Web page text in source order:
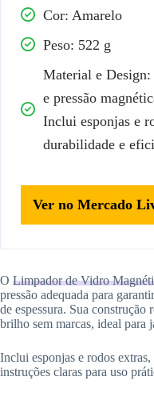
Cor: Amarelo
Peso: 522 g
Material e
e pressão
Inclui esponjas e
durabilidade e
Ver no Mercado
O Limpador de Vidro
pressão adequada para
de espessura. Sua
brilho sem marcas, ideal para
Inclui esponjas e rodos
instruções claras para uso